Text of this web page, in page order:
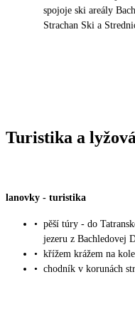
spojoje ski areály
Strachan Ski a
Turistika a
lanovky - turistika
• pěší túry - do
jezeru z Bachledovej
• křížem krážem na
• chodník v korunách